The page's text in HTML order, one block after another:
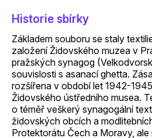
Historie sbírky
Základem souboru se staly
založení Židovského muzea v
pražských synagog
souvislosti s asanací ghetta.
rozšířena v období let 1942-
Židovského ústředního musea.
o téměř veškerý synagogální
židovských obcích a
Protektorátu Čech a Moravy,